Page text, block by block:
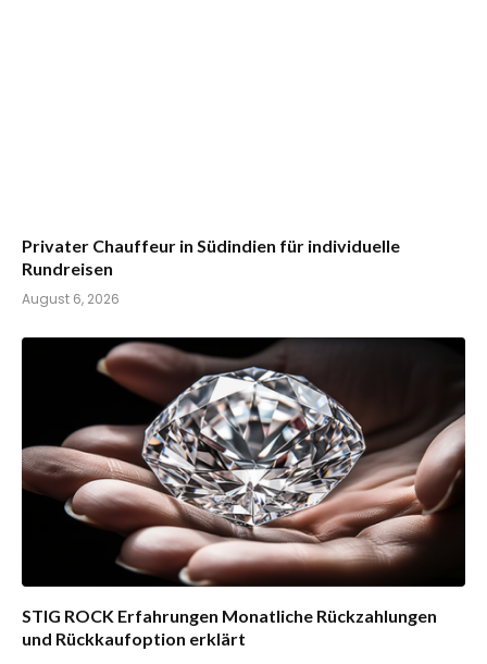
Privater Chauffeur in Südindien für individuelle
Rundreisen
August 6, 2026
STIG ROCK Erfahrungen Monatliche Rückzahlungen
und Rückkaufoption erklärt